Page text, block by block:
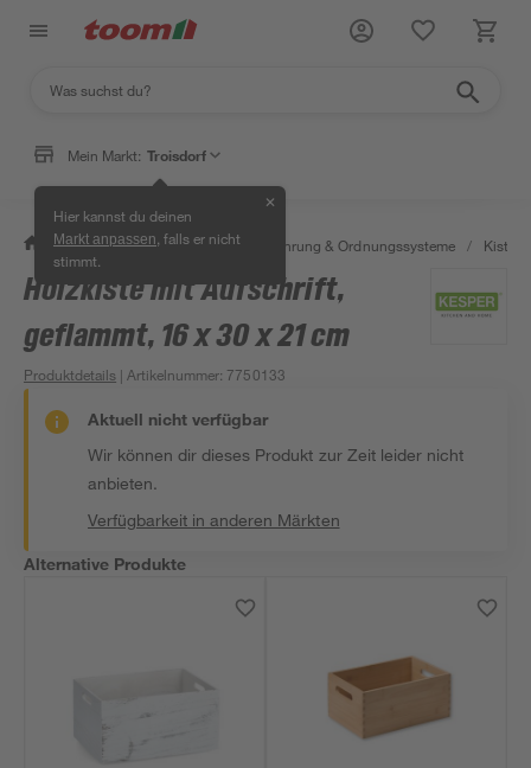
Mein Markt: Troisdorf
Hier kannst du deinen
Markt anpassen , falls er nicht
stimmt.
✕
/ Wohnen & Haushalt / Aufbewahrung & Ordnungssysteme / Kisten
Holzkiste mit Aufschrift,
geflammt, 16 x 30 x 21 cm
Produktdetails | Artikelnummer: 7750133
Aktuell nicht verfügbar
Wir können dir dieses Produkt zur Zeit leider nicht
anbieten.
Verfügbarkeit in anderen Märkten
Alternative Produkte